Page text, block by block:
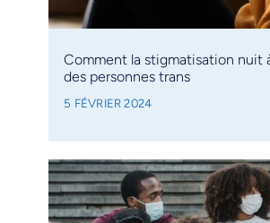
Comment la stigmatisation nuit
des personnes trans
5 FÉVRIER 2024